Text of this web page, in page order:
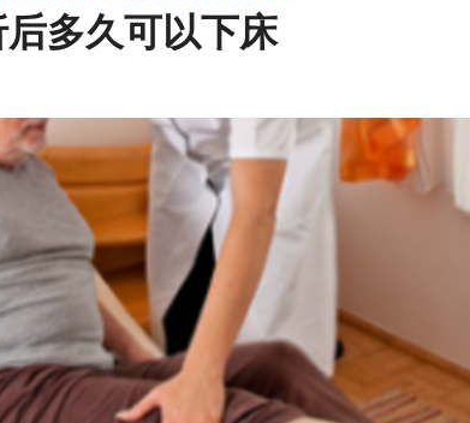
多久可以下床